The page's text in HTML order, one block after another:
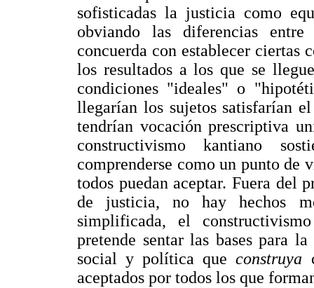
sofisticadas la justicia como
obviando las diferencias
concuerda con establecer ciertas
los resultados a los que se
condiciones "ideales" o
llegarían los sujetos satisfarían
tendrían vocación prescriptiva
constructivismo kantiano
comprenderse como un punto de
todos puedan aceptar. Fuera del
de justicia, no hay hechos
simplificada, el
pretende sentar las bases para
social y política queconstruya
aceptados por todos los que